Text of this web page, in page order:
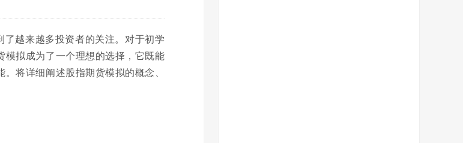
越来越多投资者的关注。对于初学
拟成为了一个理想的选择，它既能
将详细阐述股指期货模拟的概念、